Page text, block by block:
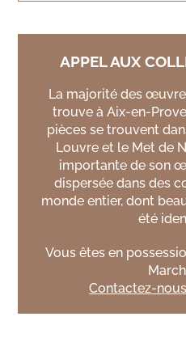
APPEL AUX
La majorité des
trouve à Aix-en-
pièces se trouvent
Louvre et le Met de
importante de son
dispersée dans des
monde entier, dont
été
Vous êtes en
Contactez-nous